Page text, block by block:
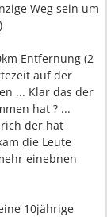
Weg sein um
Entfernung (2
auf der
... Klar das der
hat ? ...
der hat
die Leute
einebnen
10jährige